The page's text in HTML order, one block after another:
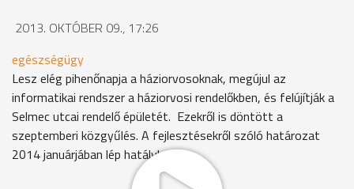
2013. OKTÓBER 09., 17:26
egészségügy
Lesz elég pihenőnapja a háziorvosoknak, megújul az
informatikai rendszer a háziorvosi rendelőkben, és felújítják a
Selmec utcai rendelő épületét. Ezekről is döntött a
szeptemberi közgyűlés. A fejlesztésekről szóló határozat
2014 januárjában lép hatályba.